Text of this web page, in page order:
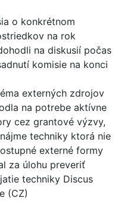
o konkrétnom
na rok
na diskusií počas
komisie na konci
externých zdrojov
na potrebe aktívne
cez grantové výzvy,
techniky ktorá nie
externé formy
za úlohu preveriť
techniky Discus
(CZ)